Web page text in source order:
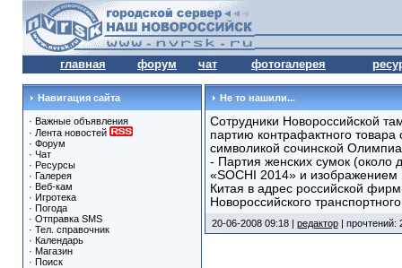
главная форум чат фотогалерея
Навигация сайта
· Важные объявления
· Лента новостей
· Форум
· Чат
· Ресурсы
· Галерея
· Веб-кам
· Игротека
· Погода
· Отправка SMS
· Тел. справочник
· Календарь
· Магазин
· Поиск
Не то нашили...
Сотрудники Новороссийской
партию контрафактного товара
символикой сочинской
- Партия женских сумок (около
«SOCHI 2014» и
Китая в адрес российской
Новороссийского
20-06-2008 09:18 | редактор| прочтений: